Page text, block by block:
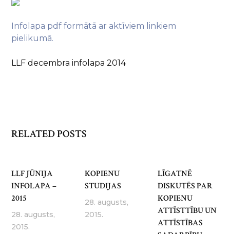
Infolapa pdf formātā ar aktīviem linkiem
pielikumā.
LLF decembra infolapa 2014
RELATED POSTS
LLF JŪNIJA
INFOLAPA –
2015
28. augusts,
2015.
KOPIENU
STUDIJAS
28. augusts,
2015.
LĪGATNĒ
DISKUTĒS PAR
KOPIENU
ATTĪSTTĪBU UN
ATTĪSTĪBAS